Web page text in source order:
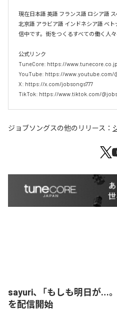
現在日本語 英語 フランス語 ロシア語
北京語 アラビア語 インドネシア語 ベ
信中です。街をつくるすべての働く人
公式リンク
TuneCore: https://
YouTube: https://www.youtube.com/
X: https://x.com/jobsongs777
TikTok: https://www.tiktok.com/
ジョブソングスの他のリリース：
sayuri、「もしも明日が…
を配信開始